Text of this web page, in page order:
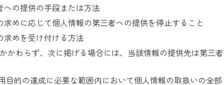
への提供の手段または方法
求めに応じて個人情報の第三者への提供を停止すること
求めを受け付ける方法
かわらず、次に掲げる場合には、当該情報の提供先は第三
目的の達成に必要な範囲内において個人情報の取扱いの全